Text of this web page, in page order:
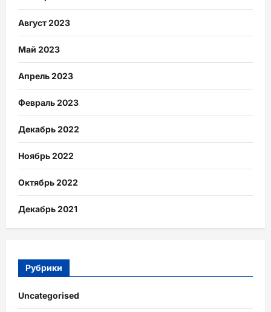
Август 2023
Май 2023
Апрель 2023
Февраль 2023
Декабрь 2022
Ноябрь 2022
Октябрь 2022
Декабрь 2021
Рубрики
Uncategorised